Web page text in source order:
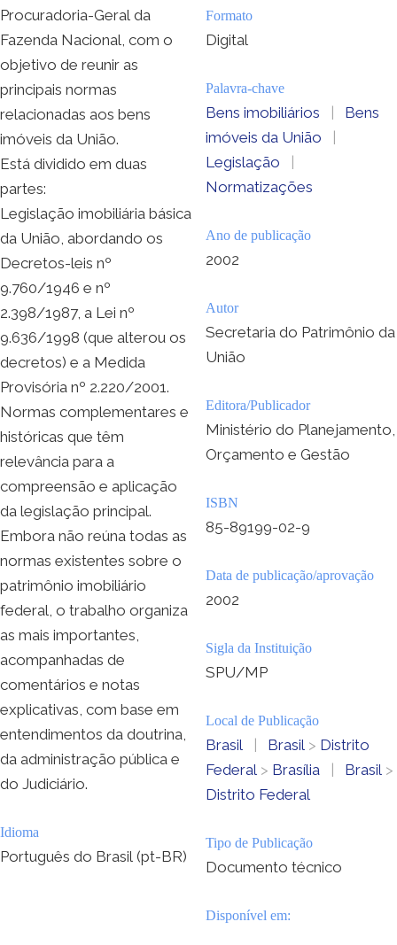
Procuradoria-Geral da
Fazenda Nacional, com o
objetivo de reunir as
principais normas
relacionadas aos bens
imóveis da União.
Está dividido em duas
partes:
Legislação imobiliária básica
da União, abordando os
Decretos-leis nº
9.760/1946 e nº
2.398/1987, a Lei nº
9.636/1998 (que alterou os
decretos) e a Medida
Provisória nº 2.220/2001.
Normas complementares e
históricas que têm
relevância para a
compreensão e aplicação
da legislação principal.
Embora não reúna todas as
normas existentes sobre o
patrimônio imobiliário
federal, o trabalho organiza
as mais importantes,
acompanhadas de
comentários e notas
explicativas, com base em
entendimentos da doutrina,
da administração pública e
do Judiciário.
Idioma
Português do Brasil (pt-BR)
Formato
Digital
Palavra-chave
Bens imobiliários |
Bens
imóveis da União
|
Legislação
|
Normatizações
Ano de publicação
2002
Autor
Secretaria do Patrimônio da
União
Editora/Publicador
Ministério do Planejamento,
Orçamento e Gestão
ISBN
85-89199-02-9
Data de publicação/aprovação
2002
Sigla da Instituição
SPU/MP
Local de Publicação
Brasil | Brasil > Distrito
Federal > Brasília | Brasil >
Distrito Federal
Tipo de Publicação
Documento técnico
Disponível em: